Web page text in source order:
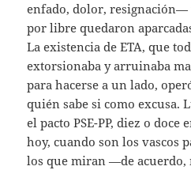
enfado, dolor, resignación—
por libre quedaron
La existencia de ETA, que
extorsionaba y arruinaba
para hacerse a un lado,
quién sabe si como excusa.
el pacto PSE-PP, diez o
hoy, cuando son los vascos
los que miran —de